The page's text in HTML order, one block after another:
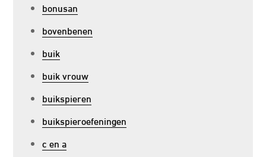
bonusan
bovenbenen
buik
buik vrouw
buikspieren
buikspieroefeningen
c en a